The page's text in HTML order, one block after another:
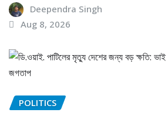
Deependra Singh
Aug 8, 2026
POLITICS